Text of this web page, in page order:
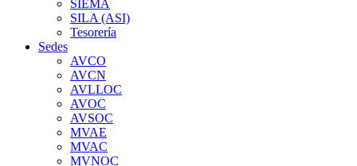
SIEMA
SILA (ASI)
Tesorería
Sedes
AVCO
AVCN
AVLLOC
AVOC
AVSOC
MVAE
MVAC
MVNOC